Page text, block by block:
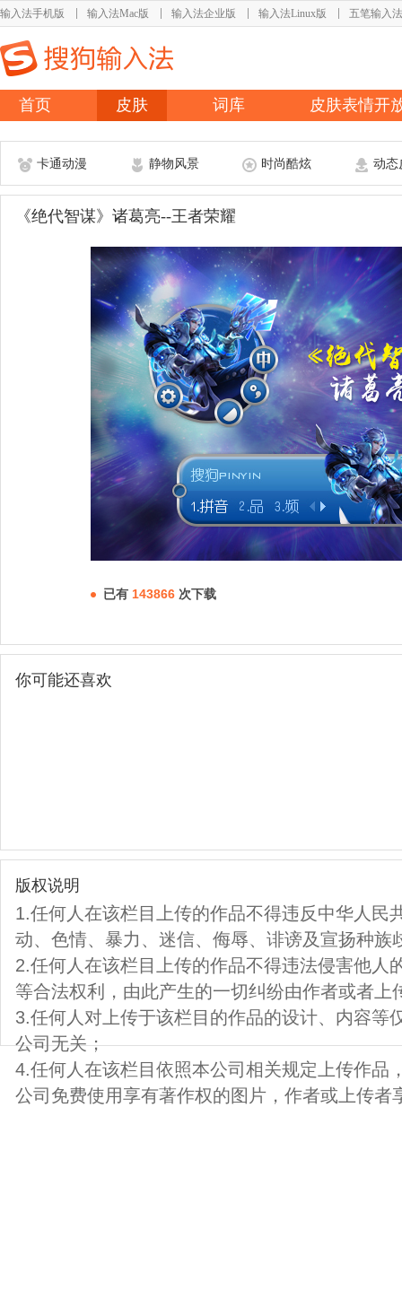
输入法手机版 输入法Mac版 输入法企业版 输入法Linux版 五笔输入法
首页 皮肤 词库 皮肤表情开
卡通动漫 静物风景 时尚酷炫 动态
《绝代智谋》诸葛亮--王者荣耀
已有 143866 次下载
你可能还喜欢
版权说明
1.任何人在该栏目上传的作品不得违反中华人民
动、色情、暴力、迷信、侮辱、诽谤及宣扬种族
2.任何人在该栏目上传的作品不得违法侵害他人
等合法权利，由此产生的一切纠纷由作者或者上
3.任何人对上传于该栏目的作品的设计、内容等
公司无关；
4.任何人在该栏目依照本公司相关规定上传作品
公司免费使用享有著作权的图片，作者或上传者